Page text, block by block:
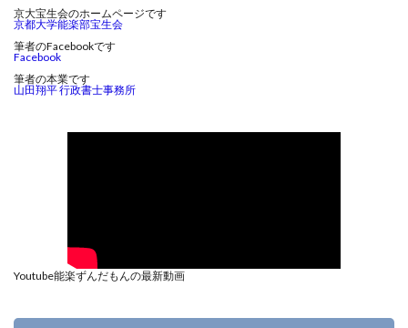
京大宝生会のホームページです
京都大学能楽部宝生会
筆者のFacebookです
Facebook
筆者の本業です
山田翔平 行政書士事務所
Youtube能楽ずんだもんの最新動画